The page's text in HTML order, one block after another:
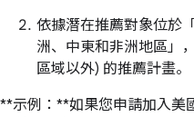
依據潛在推薦對象位於
洲、中東和非洲地區」
區域以外) 的推薦計畫。
**示例：**如果您申請加入美